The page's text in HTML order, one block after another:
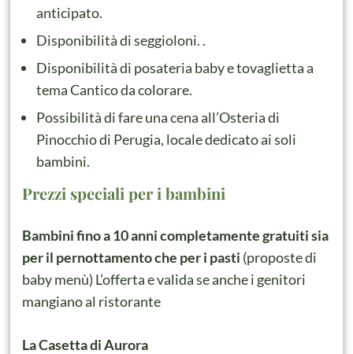
anticipato.
Disponibilità di seggioloni. .
Disponibilità di posateria baby e tovaglietta a
tema Cantico da colorare.
Possibilità di fare una cena all’Osteria di
Pinocchio di Perugia, locale dedicato ai soli
bambini.
Prezzi speciali per i bambini
Bambini fino a 10 anni completamente gratuiti sia
per il pernottamento che per i pasti (proposte di
baby menù) L’offerta e valida se anche i genitori
mangiano al ristorante
La Casetta di Aurora